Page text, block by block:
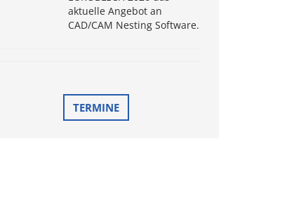
aktuelle Angebot an
CAD/CAM Nesting Software.
TERMINE